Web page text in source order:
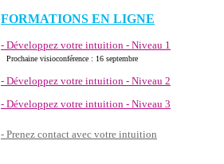
FORMATIONS EN LIGNE
- Développez votre intuition - Niveau 1
Prochaine visioconférence : 16 septembre
- Développez votre intuition - Niveau 2
- Développez votre intuition - Niveau 3
- Prenez contact avec votre intuition